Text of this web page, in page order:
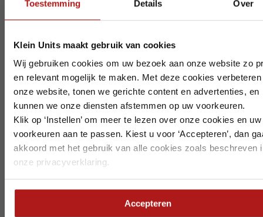
Toestemming Details Over
Klein Units maakt gebruik van cookies
Wij gebruiken cookies om uw bezoek aan onze website zo
en relevant mogelijk te maken. Met deze cookies verbeteren
onze website, tonen we gerichte content en advertenties, en
kunnen we onze diensten afstemmen op uw voorkeuren.
Klik op ‘Instellen’ om meer te lezen over onze cookies en uw
voorkeuren aan te passen. Kiest u voor ‘Accepteren’, dan
akkoord met het gebruik van alle cookies zoals beschreven
onze privacyverklaring.
Accepteren
Waterslang en alle benodigdheden
Formaat 300x245x260 cm
Hulp bij het kiezen van de juiste
unit
Er zijn verschillende mogelijkheden om de juiste
sanitair unit te kiezen. U moet namelijk rekening
houden met hoeveel mensen er op de bouwplaats
werken, wat de verdeling is tussen man en vrouw en
welke faciliteiten er nodig zijn.
Op vakantie? Wij blijven bereikbaar.
Ook deze zomer staan we voor u klaar, al werken we tijdelijk
aangepaste bezetting. Houd rekening met het volgende:
Bezoek in week 30 t/m 34
is alleen mogelijk op
Zeewolde is gesloten inweek 32
Dordrechtis gesloten in week 33
Alle vestigingen zijn telefonisch bereikbaar.
we de planning goed kunnen afstemmen.
Wij wensen iedereen een fijne vakantie.